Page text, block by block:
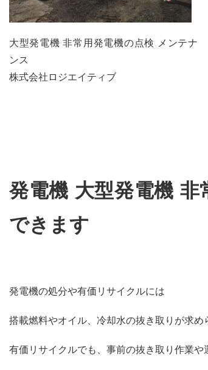
大型発電機 非常用発電機の点検 メンテナ
ンス
株式会社ロジエイティブ
発電機 大型発電機
できます
発電機の処分や有価リサイクルには
搭載燃料やオイル、冷却水の抜き取りが求め
有価リサイクルでも、事前の抜き取り作業